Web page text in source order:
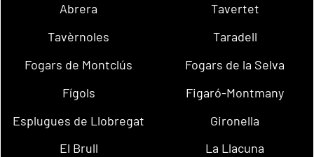
Abrera
Tavertet
Tavèrnoles
Taradell
Fogars de Montclús
Fogars de la Selva
Fígols
Figaró-Montmany
Esplugues de Llobregat
Gironella
El Brull
La Llacuna